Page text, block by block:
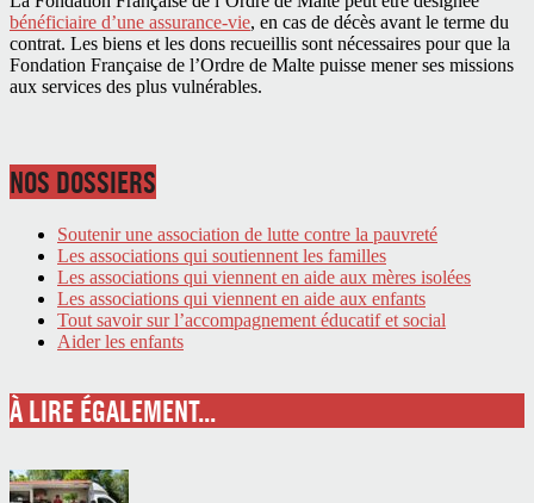
bénéficiaire d’une assurance-vie, en cas de décès avant le terme du
contrat. Les biens et les dons recueillis sont nécessaires pour que la
Fondation Française de l’Ordre de Malte puisse mener ses missions
aux services des plus vulnérables.
NOS DOSSIERS
Soutenir une association de lutte contre la pauvreté
Les associations qui soutiennent les familles
Les associations qui viennent en aide aux mères isolées
Les associations qui viennent en aide aux enfants
Tout savoir sur l’accompagnement éducatif et social
Aider les enfants
À LIRE ÉGALEMENT...